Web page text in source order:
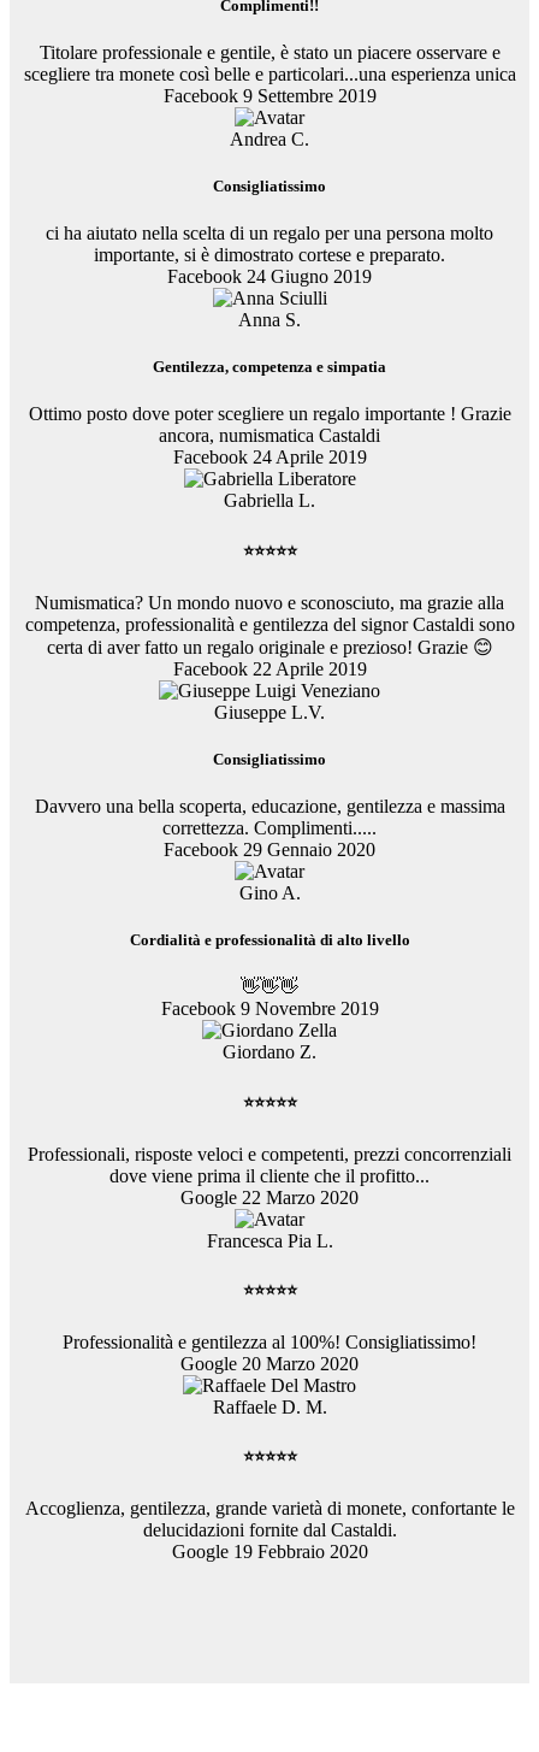
Complimenti!!
Titolare professionale e gentile, è stato un piacere osservare e
scegliere tra monete così belle e particolari...una esperienza unica
Facebook 9 Settembre 2019
Andrea C.
Consigliatissimo
ci ha aiutato nella scelta di un regalo per una persona molto
importante, si è dimostrato cortese e preparato.
Facebook 24 Giugno 2019
Anna S.
Gentilezza, competenza e simpatia
Ottimo posto dove poter scegliere un regalo importante ! Grazie
ancora, numismatica Castaldi
Facebook 24 Aprile 2019
Gabriella L.
⭐⭐⭐⭐⭐
Numismatica? Un mondo nuovo e sconosciuto, ma grazie alla
competenza, professionalità e gentilezza del signor Castaldi sono
certa di aver fatto un regalo originale e prezioso! Grazie 😊
Facebook 22 Aprile 2019
Giuseppe L.V.
Consigliatissimo
Davvero una bella scoperta, educazione, gentilezza e massima
correttezza. Complimenti.....
Facebook 29 Gennaio 2020
Gino A.
Cordialità e professionalità di alto livello
👋👋👋
Facebook 9 Novembre 2019
Giordano Z.
⭐⭐⭐⭐⭐
Professionali, risposte veloci e competenti, prezzi concorrenziali
dove viene prima il cliente che il profitto...
Google 22 Marzo 2020
Francesca Pia L.
⭐⭐⭐⭐⭐
Professionalità e gentilezza al 100%! Consigliatissimo!
Google 20 Marzo 2020
Raffaele D. M.
⭐⭐⭐⭐⭐
Accoglienza, gentilezza, grande varietà di monete, confortante le
delucidazioni fornite dal Castaldi.
Google 19 Febbraio 2020